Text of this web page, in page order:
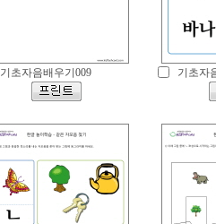
기초자음배우기009 기초자